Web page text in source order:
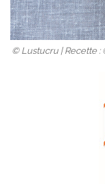
© Lustucru | Recette :